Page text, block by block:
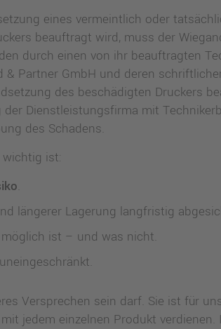
eines vermeintlich oder
beauftragt wird, muss der
durch einen von ihr beauftragten
& Partner GmbH und deren
des beschädigten Druckers
Dienstleistungsfirma mit
des Schadens.
wichtig ist:
.
längerer Lagerung langfristig
möglich ist – und was nicht.
Versprechen sein darf. Sie ist für
jedem einzelnen Produkt